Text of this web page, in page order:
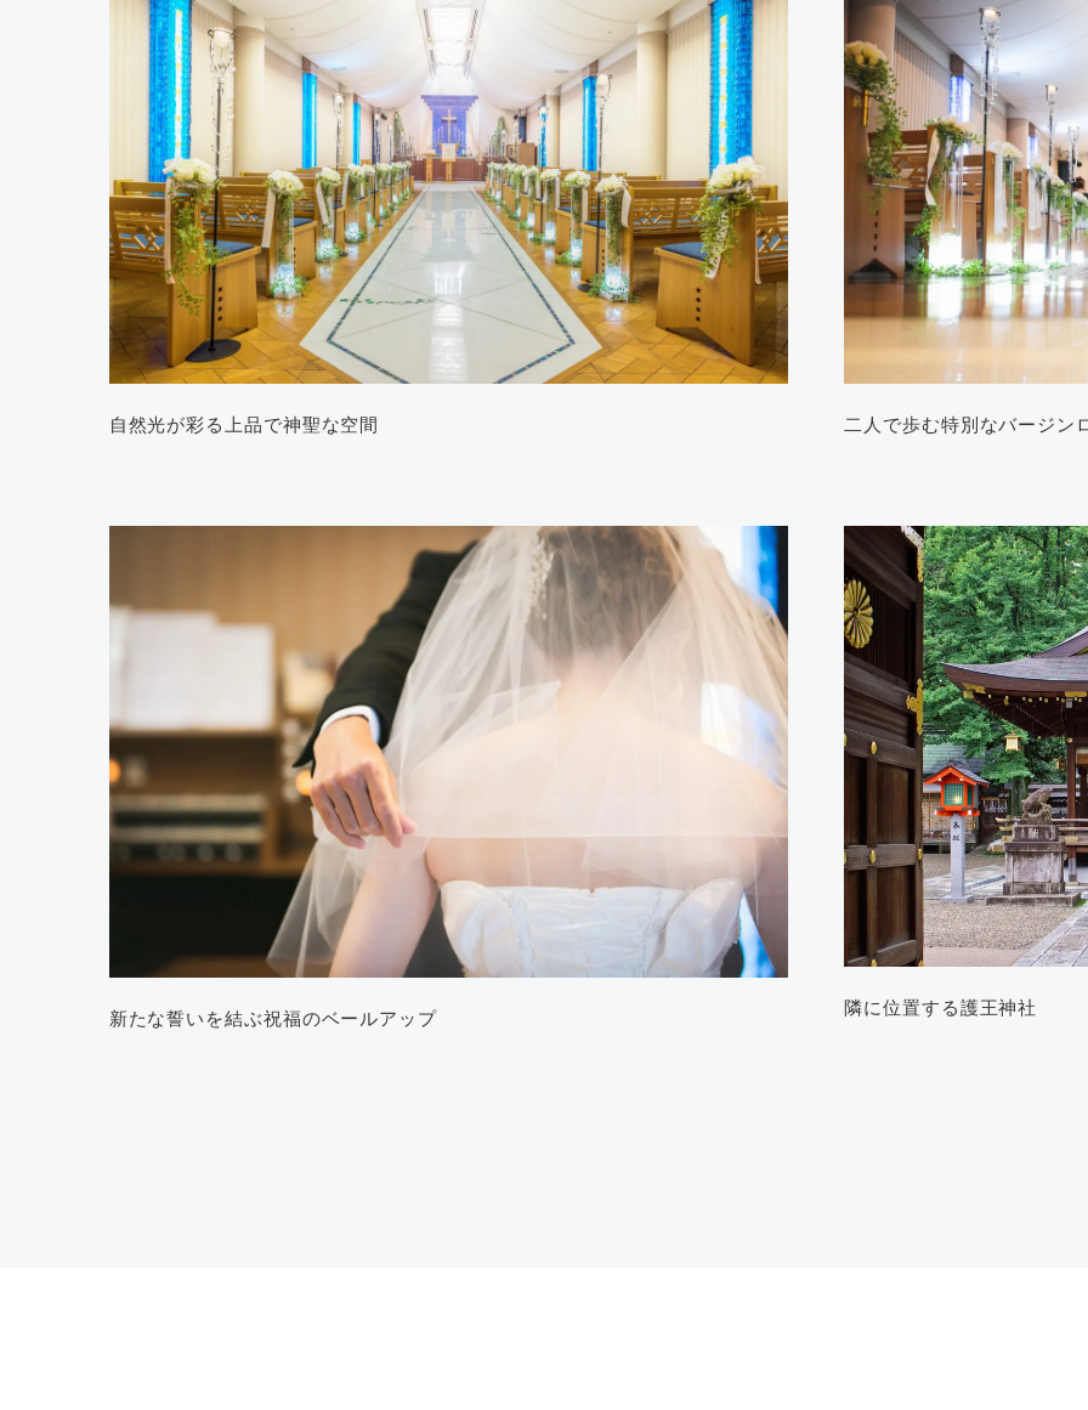
自然光が彩る上品で神聖な空間 二人で歩む特別なバージン
新たな誓いを結ぶ祝福のベールアップ
隣に位置する護王神社